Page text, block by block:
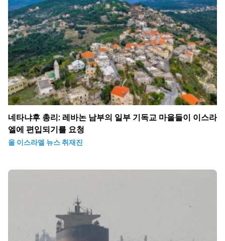
네타냐후 총리: 레바논 남부의 일부 기독교 마을들이 이스라
엘에 편입되기를 요청
올 이스라엘 뉴스 취재진